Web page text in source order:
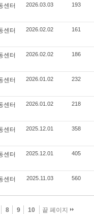
센터 2026.03.03 193
센터 2026.02.02 161
센터 2026.02.02 186
센터 2026.01.02 232
센터 2026.01.02 218
센터 2025.12.01 358
센터 2025.12.01 405
센터 2025.11.03 560
8 9 10 끝 페이지